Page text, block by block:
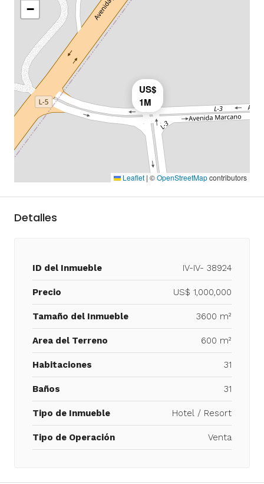
US$
1M
−
Leaflet | ©OpenStreetMapcontributors
Detalles
ID del Inmueble IV-IV- 38924
Precio US$ 1,000,000
Tamaño del Inmueble 3600 m²
Area del Terreno 600 m²
Habitaciones 31
Baños 31
Tipo de Inmueble Hotel / Resort
Tipo de Operación Venta